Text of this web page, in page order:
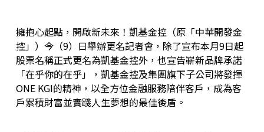
擁抱心起點，開啟新未來！凱基金控（原「中華開發金
控」）今（9）日舉辦更名記者會，除了宣布本月9日起
股票名稱正式更名為凱基金控外，也宣告嶄新品牌承諾
「在乎你的在乎」，凱基金控及集團旗下子公司將發揮
ONE KGI的精神，以全方位金融服務陪伴客戶，成為客
戶累積財富並實踐人生夢想的最佳後盾。